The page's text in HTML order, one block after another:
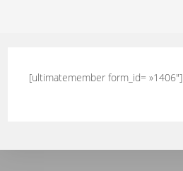
[ultimatemember form_id= »1406″]